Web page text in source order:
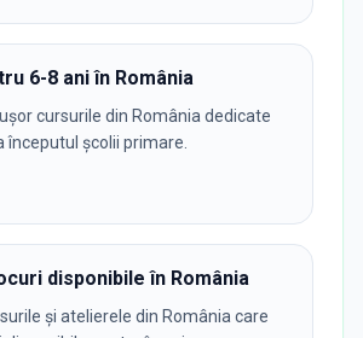
6-8 ani în România
cursurile din România dedicate
începutul școlii primare.
disponibile în România
și atelierele din România care